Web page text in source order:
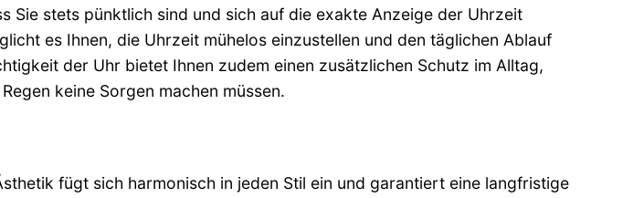
Sie stets pünktlich sind und sich auf die exakte Anzeige der Uhrzeit
es Ihnen, die Uhrzeit mühelos einzustellen und den täglichen Ablauf
der Uhr bietet Ihnen zudem einen zusätzlichen Schutz im Alltag,
keine Sorgen machen müssen.
fügt sich harmonisch in jeden Stil ein und garantiert eine langfristige